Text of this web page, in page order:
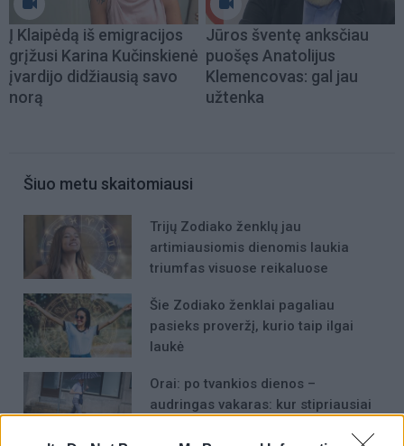
Į Klaipėdą iš emigracijos
grįžusi Karina Kučinskienė
įvardijo didžiausią savo
norą
Jūros šventę anksčiau
puošęs Anatolijus
Klemencovas: gal jau
užtenka
Šiuo metu skaitomiausi
Trijų Zodiako ženklų jau
artimiausiomis dienomis laukia
triumfas visuose reikaluose
Šie Zodiako ženklai pagaliau
pasieks proveržį, kurio taip ilgai
laukė
Orai: po tvankios dienos –
audringas vakaras: kur stipriausiai